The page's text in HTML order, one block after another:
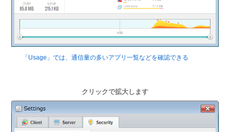
「Usage」では、通信量の多いアプリ一覧などを確認できる
クリックで拡大します